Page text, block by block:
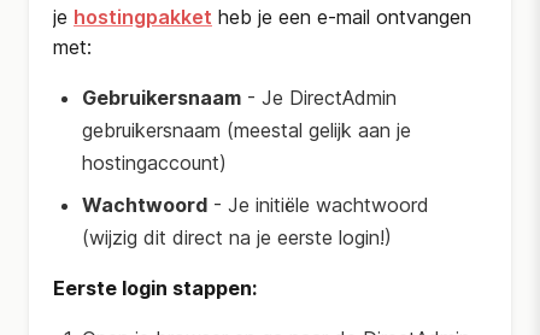
je hostingpakket heb je een e-mail ontvangen
met:
Gebruikersnaam - Je DirectAdmin
gebruikersnaam (meestal gelijk aan je
hostingaccount)
Wachtwoord - Je initiële wachtwoord
(wijzig dit direct na je eerste login!)
Eerste login stappen: